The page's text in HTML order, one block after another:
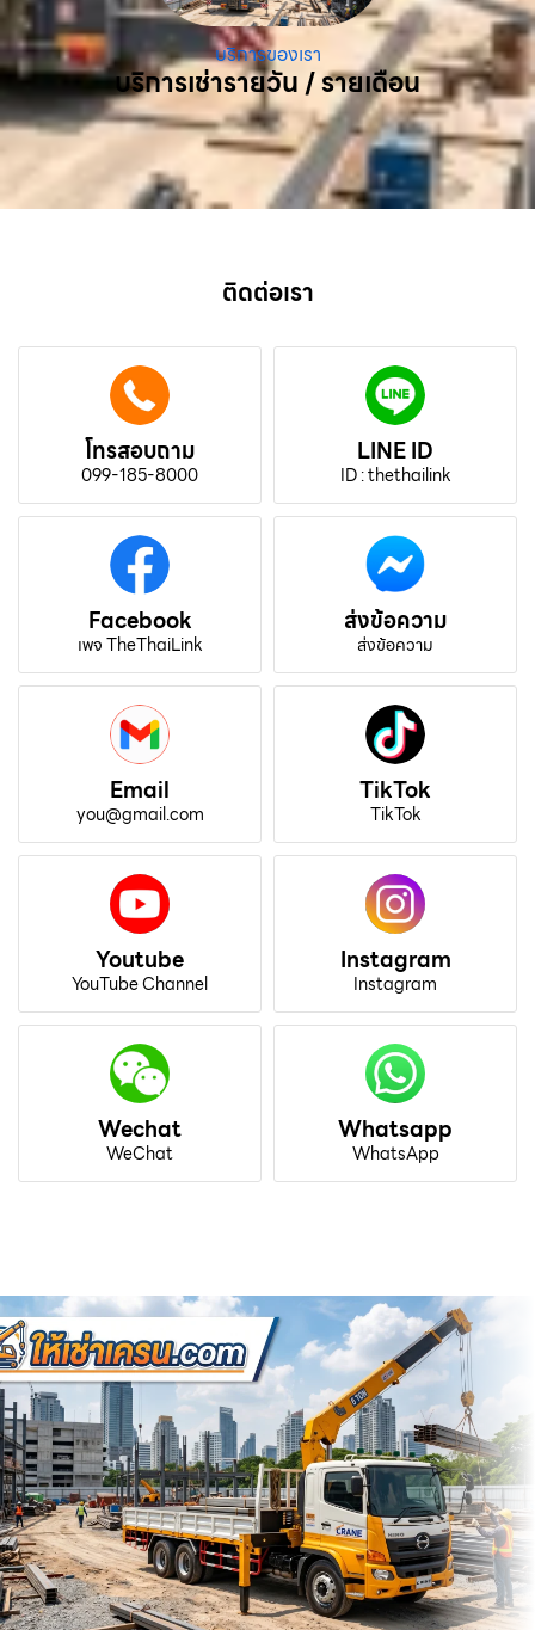
บริการของเรา
บริการเช่ารายวัน / รายเดือน
ติดต่อเรา
โทรสอบถาม
099-185-8000
LINE ID
ID : thethailink
Facebook
เพจ TheThaiLink
ส่งข้อความ
ส่งข้อความ
Email
you@gmail.com
TikTok
TikTok
Youtube
YouTube Channel
Instagram
Instagram
Wechat
WeChat
Whatsapp
WhatsApp